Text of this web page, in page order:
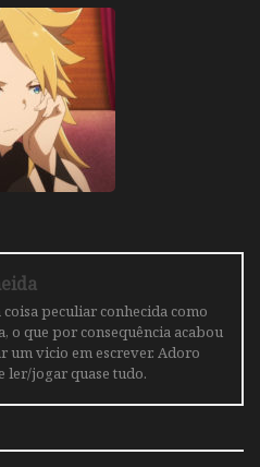
coisa peculiar conhecida como
o que por consequência acabou
um vicio em escrever. Adoro
ler/jogar quase tudo.